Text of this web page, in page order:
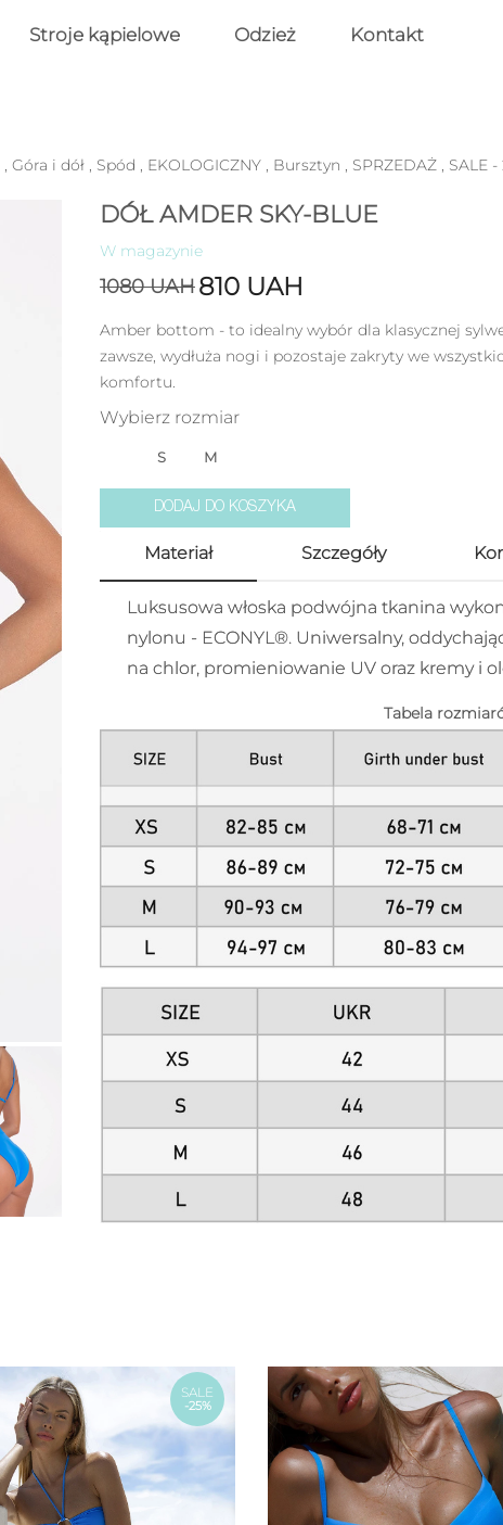
Stroje kąpielowe Odzież
Kontakt
, Góra i dół , Spód , EKOLOGICZNY , Bursztyn , SPRZEDAŻ , SALE -
DÓŁ AMDER SKY-BLUE
W magazynie
1080UAH810 UAH
Amber bottom - to idealny wybór dla klasycznej
zawsze, wydłuża nogi i pozostaje zakryty we
komfortu.
Wybierz rozmiar
S M
DODAJ DO KOSZYKA
Materiał Szczegóły
Luksusowa włoska podwójna tkanina
nylonu - ECONYL®. Uniwersalny,
na chlor, promieniowanie UV oraz kremy i
Tabela
SALE
-25%